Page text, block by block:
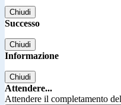
Chiudi
Successo
Chiudi
Informazione
Chiudi
Attendere...
Attendere il completamento